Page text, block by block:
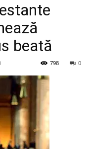
beată
0
798